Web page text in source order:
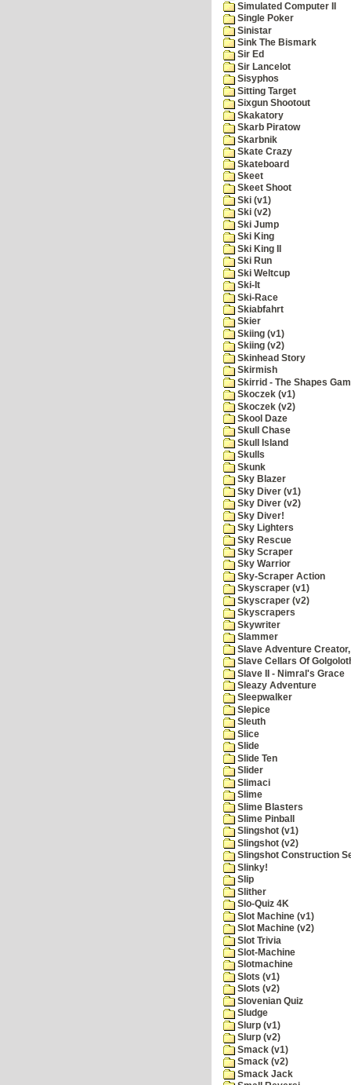
Simulated Computer II
Single Poker
Sinistar
Sink The Bismark
Sir Ed
Sir Lancelot
Sisyphos
Sitting Target
Sixgun Shootout
Skakatory
Skarb Piratow
Skarbnik
Skate Crazy
Skateboard
Skeet
Skeet Shoot
Ski (v1)
Ski (v2)
Ski Jump
Ski King
Ski King II
Ski Run
Ski Weltcup
Ski-It
Ski-Race
Skiabfahrt
Skier
Skiing (v1)
Skiing (v2)
Skinhead Story
Skirmish
Skirrid - The Shapes
Skoczek (v1)
Skoczek (v2)
Skool Daze
Skull Chase
Skull Island
Skulls
Skunk
Sky Blazer
Sky Diver (v1)
Sky Diver (v2)
Sky Diver!
Sky Lighters
Sky Rescue
Sky Scraper
Sky Warrior
Sky-Scraper Action
Skyscraper (v1)
Skyscraper (v2)
Skyscrapers
Skywriter
Slammer
Slave Adventure Creator,
Slave Cellars Of
Slave II - Nimral's Grace
Sleazy Adventure
Sleepwalker
Slepice
Sleuth
Slice
Slide
Slide Ten
Slider
Slimaci
Slime
Slime Blasters
Slime Pinball
Slingshot (v1)
Slingshot (v2)
Slingshot Construction
Slinky!
Slip
Slither
Slo-Quiz 4K
Slot Machine (v1)
Slot Machine (v2)
Slot Trivia
Slot-Machine
Slotmachine
Slots (v1)
Slots (v2)
Slovenian Quiz
Sludge
Slurp (v1)
Slurp (v2)
Smack (v1)
Smack (v2)
Smack Jack